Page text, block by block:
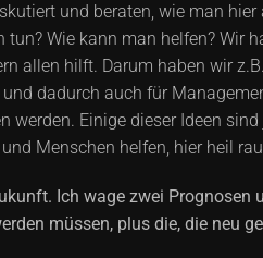
und beraten, wie man
Wie kann man helfen? Wir
allen hilft. Darum haben wir
dadurch auch für
werden. Einige dieser Ideen
Menschen helfen, hier heil
Ich wage zwei
müssen, plus die, die neu